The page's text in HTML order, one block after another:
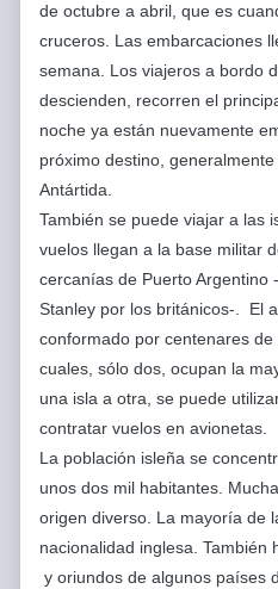
de octubre a abril, que es
cruceros. Las embarcaciones
semana. Los viajeros a bordo
descienden, recorren el
noche ya están nuevamente
próximo destino,
Antártida.
También se puede viajar a las
vuelos llegan a la base militar
cercanías de Puerto Argentino
Stanley por los británicos-. El
conformado por centenares
cuales, sólo dos, ocupan la
una isla a otra, se puede
contratar vuelos en avionetas.
La población isleña se
unos dos mil habitantes.
origen diverso. La mayoría de
nacionalidad inglesa. También
y oriundos de algunos países